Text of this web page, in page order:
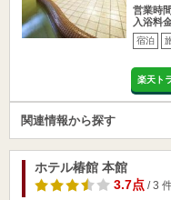
営業時間
入浴料
宿泊
楽天ト
関連情報から探す
ホテル椿館 本館
3.7点/ 3